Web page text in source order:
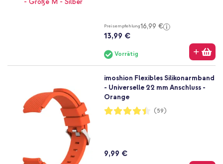
Preisempfehlung16,99 €
13,99 €
Vorrätig
imoshion Flexibles Silikonarmband
- Universelle 22 mm Anschluss -
Orange
Bewertung:
89%
(59)
9,99 €